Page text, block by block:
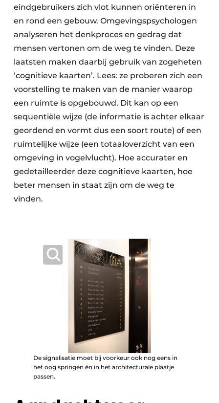
eindgebruikers zich vlot kunnen oriënteren in
en rond een gebouw. Omgevingspsychologen
analyseren het denkproces en gedrag dat
mensen vertonen om de weg te vinden. Deze
laatsten maken daarbij gebruik van zogeheten
‘cognitieve kaarten’. Lees: ze proberen zich een
voorstelling te maken van de manier waarop
een ruimte is opgebouwd. Dit kan op een
sequentiële wijze (de informatie is achter elkaar
geordend en vormt dus een soort route) of een
ruimtelijke wijze (een totaaloverzicht van een
omgeving in vogelvlucht). Hoe accurater en
gedetailleerder deze cognitieve kaarten, hoe
beter mensen in staat zijn om de weg te
vinden.
De signalisatie moet bij voorkeur ook nog eens in
het oog springen én in het architecturale plaatje
passen.